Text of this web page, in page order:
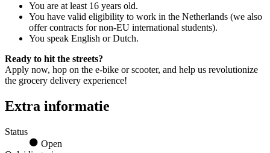
You are at least 16 years old.
You have valid eligibility to work in the Netherlands (we also
offer contracts for non-EU international students).
You speak English or Dutch.
Ready to hit the streets?
Apply now, hop on the e-bike or scooter, and help us revolutionize
the grocery delivery experience!
Extra informatie
Status
Open